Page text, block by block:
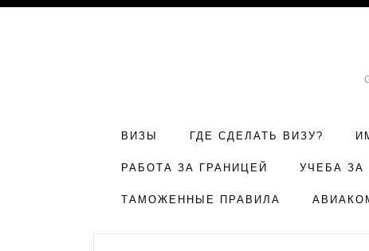
ВИЗЫ ГДЕ СДЕЛАТЬ ВИЗУ?
РАБОТА ЗА ГРАНИЦЕЙ УЧЕБА ЗА
ТАМОЖЕННЫЕ ПРАВИЛА